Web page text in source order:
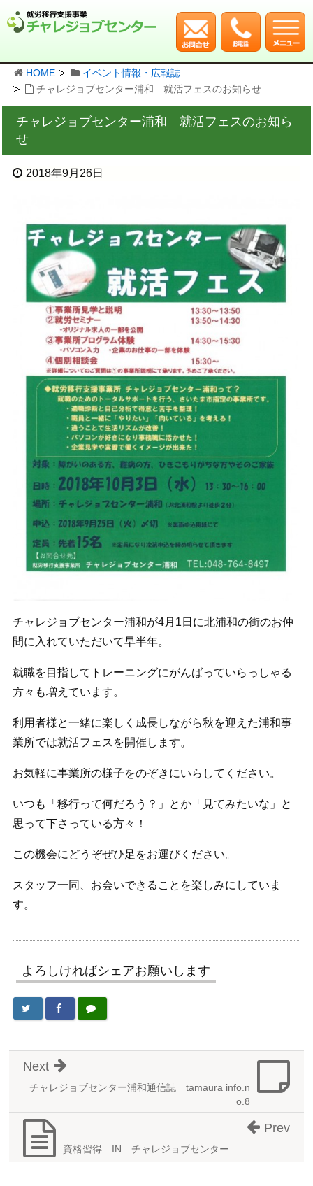
HOME
イベント情報・広報誌
チャレジョブセンター浦和 就活フェスのお知らせ
チャレジョブセンター浦和 就活フェスのお知ら
せ
2018年9月26日
チャレジョブセンター浦和が4月1日に北浦和の街のお仲
間に入れていただいて早半年。
就職を目指してトレーニングにがんばっていらっしゃる
方々も増えています。
利用者様と一緒に楽しく成長しながら秋を迎えた浦和事
業所では就活フェスを開催します。
お気軽に事業所の様子をのぞきにいらしてください。
いつも「移行って何だろう？」とか「見てみたいな」と
思って下さっている方々！
この機会にどうぞぜひ足をお運びください。
スタッフ一同、お会いできることを楽しみにしていま
す。
よろしければシェアお願いします
チャレジョブセンター浦和通信誌 tamaura info.n
o.8
Next
資格習得 IN チャレジョブセンター
Prev